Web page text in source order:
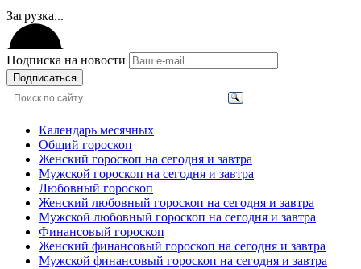
Загрузка...
Подписка на новости
Подписаться
Календарь месячных
Общий гороскоп
Женский гороскоп на сегодня и завтра
Мужской гороскоп на сегодня и завтра
Любовный гороскоп
Женский любовный гороскоп на сегодня и завтра
Мужской любовный гороскоп на сегодня и завтра
Финансовый гороскоп
Женский финансовый гороскоп на сегодня и завтра
Мужской финансовый гороскоп на сегодня и завтра